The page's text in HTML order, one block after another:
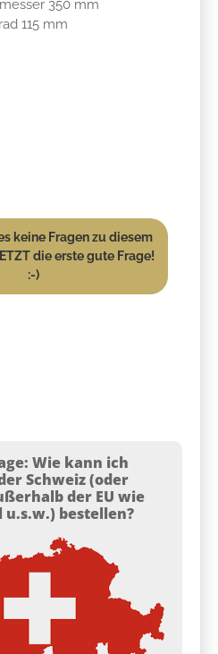
350 mm
115 mm
keine Fragen zu diesem
die erste gute Frage!
:-)
Wie kann ich
Schweiz (oder
der EU wie
u.s.w.) bestellen?